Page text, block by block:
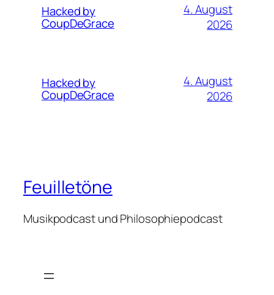
Hacked by
CoupDeGrace
4. August
2026
Hacked by
CoupDeGrace
4. August
2026
Feuilletöne
Musikpodcast und Philosophiepodcast